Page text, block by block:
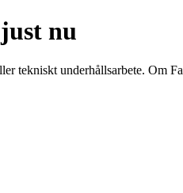
nu
tekniskt underhållsarbete. Om